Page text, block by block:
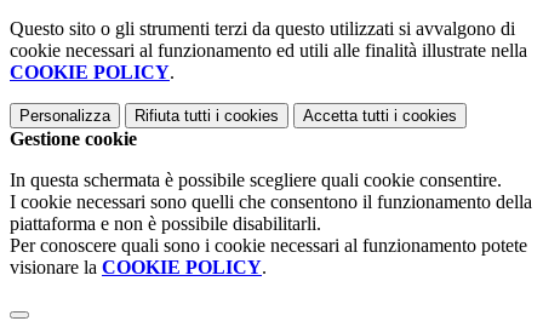
Questo sito o gli strumenti terzi da questo utilizzati si avvalgono di
cookie necessari al funzionamento ed utili alle finalità illustrate nella
COOKIE POLICY.
Personalizza Rifiuta tutti i cookies Accetta tutti i cookies
Gestione cookie
In questa schermata è possibile scegliere quali cookie consentire.
I cookie necessari sono quelli che consentono il funzionamento della
piattaforma e non è possibile disabilitarli.
Per conoscere quali sono i cookie necessari al funzionamento potete
visionare la COOKIE POLICY.